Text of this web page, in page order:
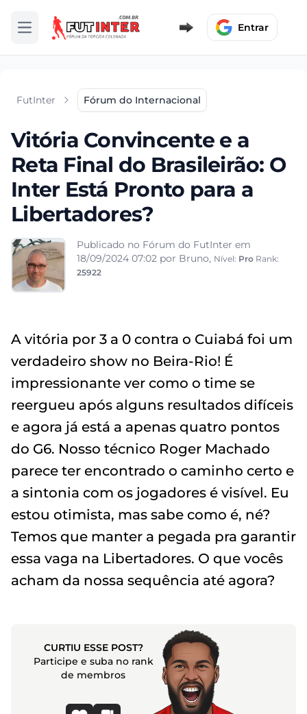
Abrir menu Entrar
FutInter Fórum do Internacional
Vitória Convincente e a
Reta Final do Brasileirão: O
Inter Está Pronto para a
Libertadores?
Publicado no Fórum do FutInter em
18/09/2024 07:02 por Bruno, Nível: Pro Rank:
25922
A vitória por 3 a 0 contra o Cuiabá foi um
verdadeiro show no Beira-Rio! É
impressionante ver como o time se
reergueu após alguns resultados difíceis
e agora já está a apenas quatro pontos
do G6. Nosso técnico Roger Machado
parece ter encontrado o caminho certo e
a sintonia com os jogadores é visível. Eu
estou otimista, mas sabe como é, né?
Temos que manter a pegada pra garantir
essa vaga na Libertadores. O que vocês
acham da nossa sequência até agora?
CURTIU ESSE POST?
Participe e suba no rank
de membros